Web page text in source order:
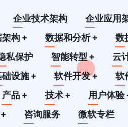
企业技术架构 企业应用
架构+ 数据和分析+ 数
私保护 智能转型+ 云
础设施+ 软件开发+ 软
产品+ 技术+ 用户体验
+ 咨询服务 微软专栏